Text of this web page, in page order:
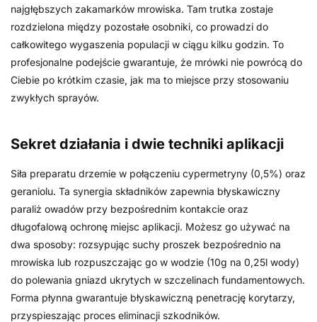
najgłębszych zakamarków mrowiska. Tam trutka zostaje
rozdzielona między pozostałe osobniki, co prowadzi do
całkowitego wygaszenia populacji w ciągu kilku godzin. To
profesjonalne podejście gwarantuje, że mrówki nie powrócą do
Ciebie po krótkim czasie, jak ma to miejsce przy stosowaniu
zwykłych sprayów.
Sekret działania i dwie techniki aplikacji
Siła preparatu drzemie w połączeniu cypermetryny (0,5%) oraz
geraniolu. Ta synergia składników zapewnia błyskawiczny
paraliż owadów przy bezpośrednim kontakcie oraz
długofalową ochronę miejsc aplikacji. Możesz go używać na
dwa sposoby: rozsypując suchy proszek bezpośrednio na
mrowiska lub rozpuszczając go w wodzie (10g na 0,25l wody)
do polewania gniazd ukrytych w szczelinach fundamentowych.
Forma płynna gwarantuje błyskawiczną penetrację korytarzy,
przyspieszając proces eliminacji szkodników.